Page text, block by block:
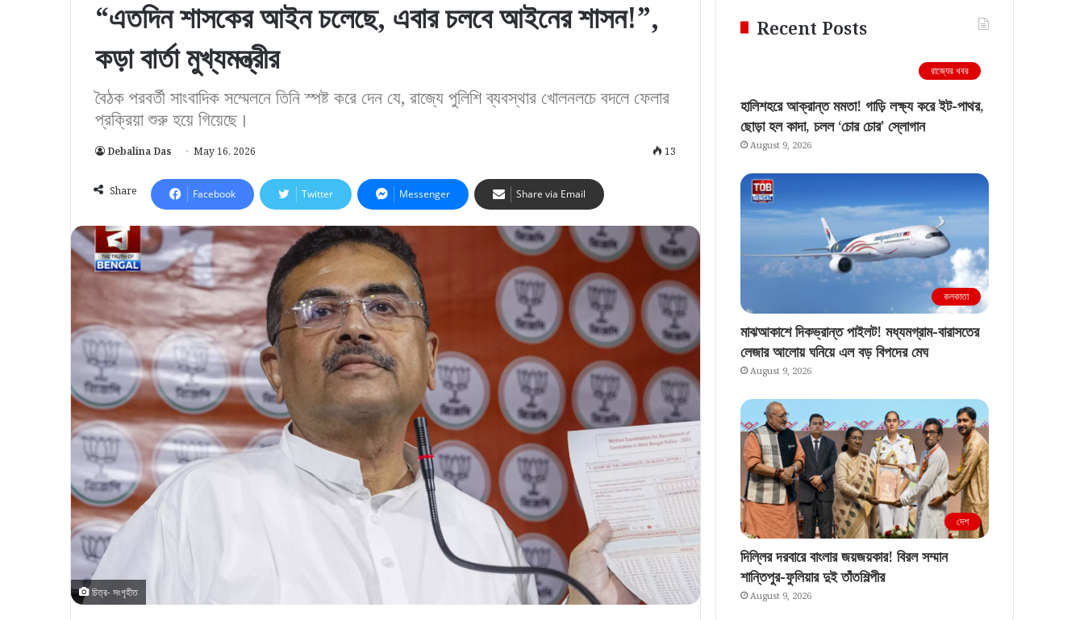
“এতদিন শাসকের আইন চলেছে, এবার চলবে আইনের শাসন!”,
কড়া বার্তা মুখ্যমন্ত্রীর
বৈঠক পরবর্তী সাংবাদিক সম্মেলনে তিনি স্পষ্ট করে দেন যে, রাজ্যে পুলিশি ব্যবস্থার খোলনলচে বদলে ফেলার
প্রক্রিয়া শুরু হয়ে গিয়েছে।
Debalina Das May 16, 2026 13
Share Facebook Twitter Messenger Share via Email
চিত্র- সংগৃহীত
Recent Posts
রাজ্যের খবর
হালিশহরে আক্রান্ত মমতা! গাড়ি লক্ষ্য করে ইট-পাথর,
ছোড়া হল কাদা, চলল ‘চোর চোর’ স্লোগান
August 9, 2026
কলকাতা
মাঝআকাশে দিকভ্রান্ত পাইলট! মধ্যমগ্রাম-বারাসতের
লেজার আলোয় ঘনিয়ে এল বড় বিপদের মেঘ
August 9, 2026
দেশ
দিল্লির দরবারে বাংলার জয়জয়কার! বিরল সম্মান
শান্তিপুর-ফুলিয়ার দুই তাঁতশিল্পীর
August 9, 2026